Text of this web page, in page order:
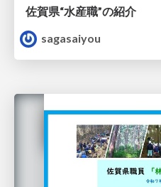
佐賀県“水産職”の紹介
sagasaiyou